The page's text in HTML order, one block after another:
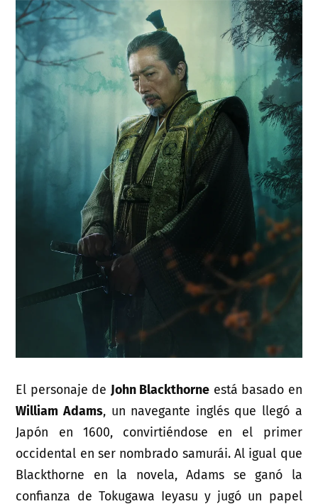
El personaje de John Blackthorne está basado en
William Adams, un navegante inglés que llegó a
Japón en 1600, convirtiéndose en el primer
occidental en ser nombrado samurái. Al igual que
Blackthorne en la novela, Adams se ganó la
confianza de Tokugawa Ieyasu y jugó un papel